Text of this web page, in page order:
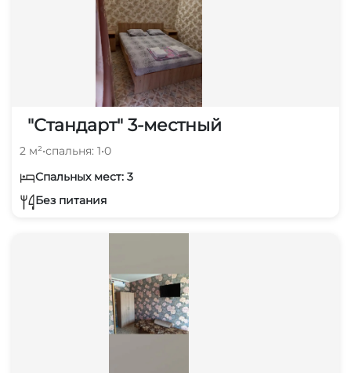
"Стандарт" 3-местный
2 м²•спальня: 1•0
Спальных мест: 3
Без питания